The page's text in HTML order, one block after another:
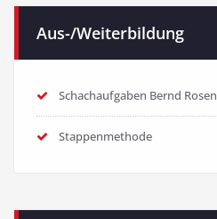
Aus-/Weiterbildung
Schachaufgaben Bernd Rosen
Stappenmethode